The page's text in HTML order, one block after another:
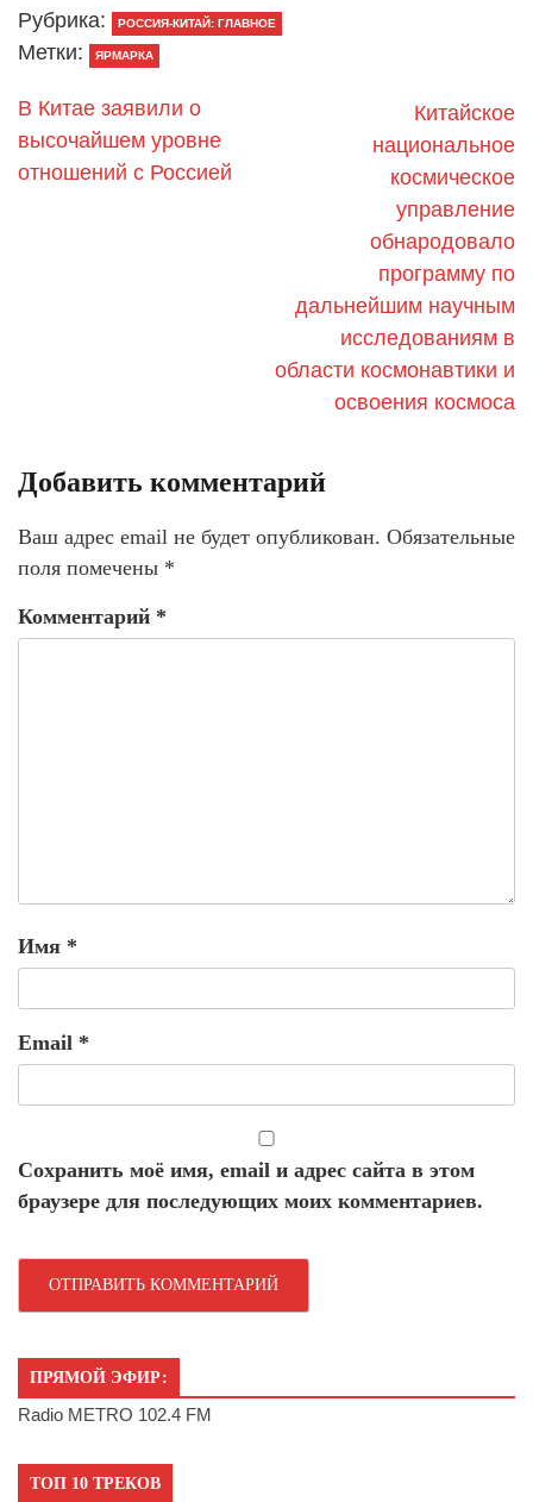
Рубрика: РОССИЯ-КИТАЙ: ГЛАВНОЕ
Метки: ЯРМАРКА
В Китае заявили о
высочайшем уровне
отношений с Россией
Китайское
национальное
космическое
управление
обнародовало
программу по
дальнейшим научным
исследованиям в
области космонавтики и
освоения космоса
Добавить комментарий
Ваш адрес email не будет опубликован. Обязательные
поля помечены *
Комментарий *
Имя *
Email *
Сохранить моё имя, email и адрес сайта в этом
браузере для последующих моих комментариев.
ПРЯМОЙ ЭФИР:
Radio METRO 102.4 FM
ТОП 10 ТРЕКОВ